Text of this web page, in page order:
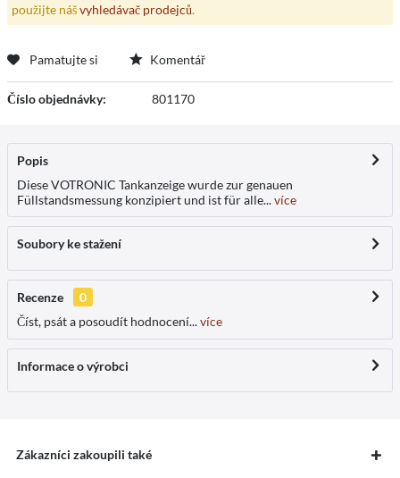
použijte nášvyhledávač prodejců.
Pamatujte si Komentář
Číslo objednávky: 801170
Popis
Diese VOTRONIC Tankanzeige wurde zur genauen
Füllstandsmessung konzipiert und ist für alle...více
Soubory ke stažení
Recenze
0
Číst, psát a posoudít hodnocení...více
Informace o výrobci
Zákazníci zakoupili také